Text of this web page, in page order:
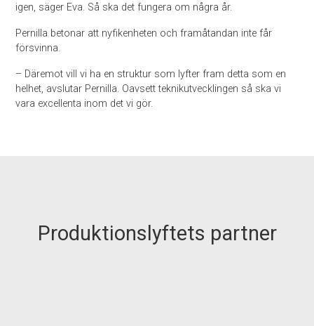
igen, säger Eva. Så ska det fungera om några år.
Pernilla betonar att nyfikenheten och framåtandan inte får
försvinna.
– Däremot vill vi ha en struktur som lyfter fram detta som en
helhet, avslutar Pernilla. Oavsett teknikutvecklingen så ska vi
vara excellenta inom det vi gör.
Produktionslyftets partner